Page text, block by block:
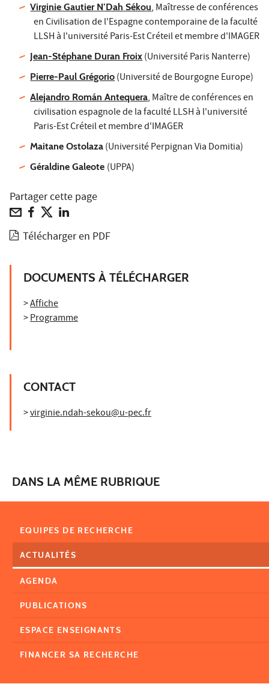
Virginie Gautier N’Dah Sékou, Maîtresse de conférences
en Civilisation de l'Espagne contemporaine de la faculté
LLSH à l'université Paris-Est Créteil et membre d'IMAGER
Jean-Stéphane Duran Froix(Université Paris Nanterre)
Pierre-Paul Grégorio(Université de Bourgogne Europe)
Alejandro Román Antequera, Maître de conférences en
civilisation espagnole de la faculté LLSH à l'université
Paris-Est Créteil et membre d'IMAGER
Maitane Ostolaza (Université Perpignan Via Domitia)
Géraldine Galeote (UPPA)
Partager cette page
Télécharger en PDF
DOCUMENTS À TÉLÉCHARGER
>Affiche
>Programme
CONTACT
>virginie.ndah-sekou@u-pec.fr
DANS LA MÊME RUBRIQUE
EQUIPES DE RECHERCHE
ACTUALITÉS
AGENDA
PUBLICATIONS
ESPACE ENSEIGNANTS
FINANCER SA RECHERCHE